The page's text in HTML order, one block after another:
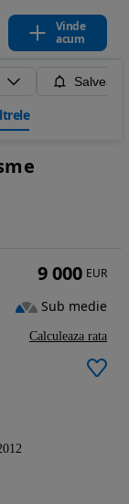
Vinde
acum
9 000 EUR
Sub medie
Calculeaza rata